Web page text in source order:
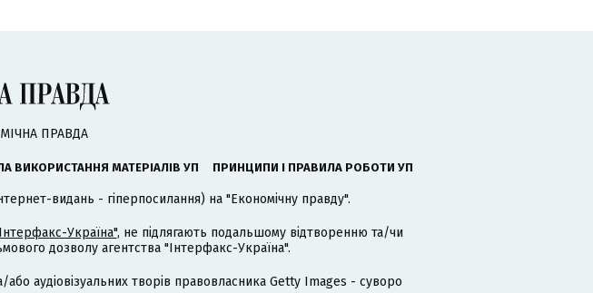
ПРАВДА
ВИКОРИСТАННЯ МАТЕРІАЛІВ УП ПРИНЦИПИ І ПРАВИЛА РОБОТИ УП
видань - гіперпосилання) на "Економічну правду".
Україна", не підлягають подальшому відтворенню та/чи
дозволу агентства "Інтерфакс-Україна".
аудіовізуальних творів правовласника Getty Images - суворо